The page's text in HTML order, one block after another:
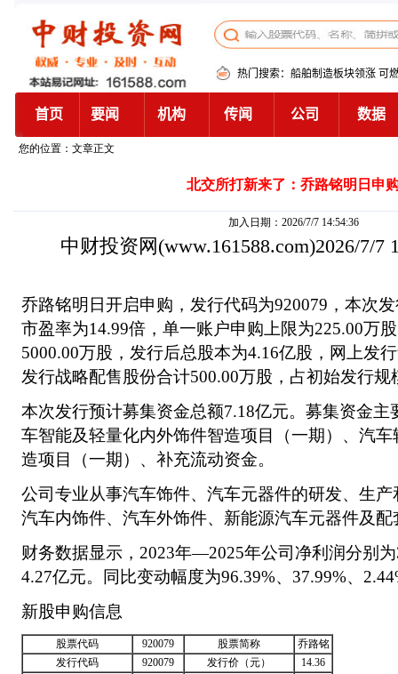
您的位置：文章正文
北交所打新来了：乔路铭明日申
加入日期：2026/7/7 14:54:36
中财投资网 (www.161588.com)2026/7/7
乔路铭明日开启申购，发行代码为920079，本次
市盈率为14.99倍，单一账户申购上限为225.00万
5000.00万股，发行后总股本为4.16亿股，网上发
发行战略配售股份合计500.00万股，占初始发行规
本次发行预计募集资金总额7.18亿元。募集资金主
车智能及轻量化内外饰件智造项目（一期）、汽
造项目（一期）、补充流动资金。
公司专业从事汽车饰件、汽车元器件的研发、生
汽车内饰件、汽车外饰件、新能源汽车元器件及配
财务数据显示，2023年—2025年公司净利润分别
4.27亿元。同比变动幅度为96.39%、37.99%、
新股申购信息
股票代码 920079 股票简称
乔路铭
发行代码
920079 发行价（元）
14.36